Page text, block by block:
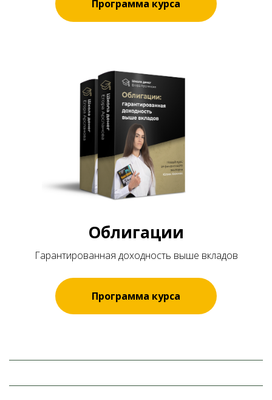
Программа курса
Облигации
Гарантированная доходность выше вкладов
Программа курса